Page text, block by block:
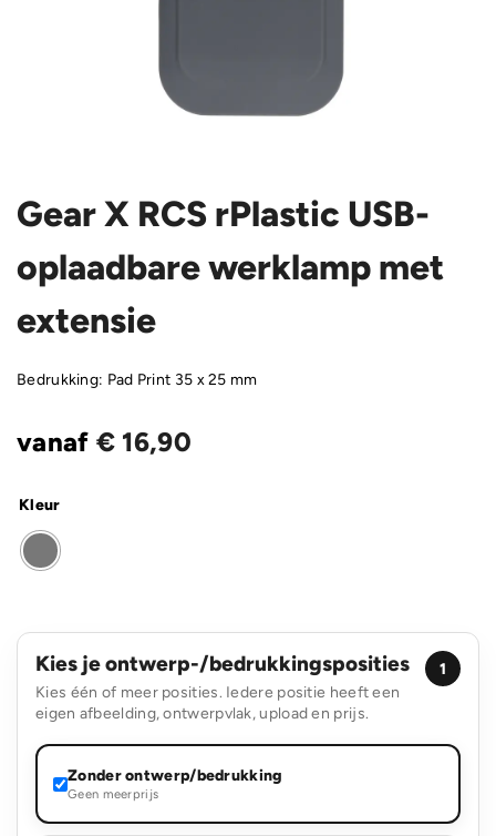
Gear X RCS rPlastic USB-
oplaadbare werklamp met
extensie
Bedrukking: Pad Print 35 x 25 mm
vanaf € 16,90
Kleur
Kies je ontwerp-/bedrukkingsposities
Kies één of meer posities. Iedere positie heeft een
eigen afbeelding, ontwerpvlak, upload en prijs.
1
Zonder ontwerp/bedrukking
Geen meerprijs